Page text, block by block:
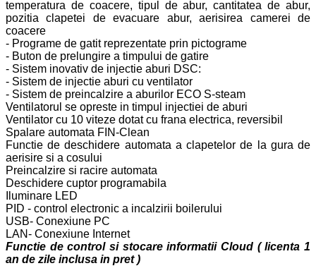
temperatura de coacere, tipul de abur, cantitatea de abur,
pozitia clapetei de evacuare abur, aerisirea camerei de
coacere
- Programe de gatit reprezentate prin pictograme
- Buton de prelungire a timpului de gatire
- Sistem inovativ de injectie aburi DSC:
- Sistem de injectie aburi cu ventilator
- Sistem de preincalzire a aburilor ECO S-steam
Ventilatorul se opreste in timpul injectiei de aburi
Ventilator cu 10 viteze dotat cu frana electrica, reversibil
Spalare automata FIN-Clean
Functie de deschidere automata a clapetelor de la gura de
aerisire si a cosului
Preincalzire si racire automata
Deschidere cuptor programabila
Iluminare LED
PID - control electronic a incalzirii boilerului
USB- Conexiune PC
LAN- Conexiune Internet
Functie de control si stocare informatii Cloud ( licenta 1
an de zile inclusa in pret )